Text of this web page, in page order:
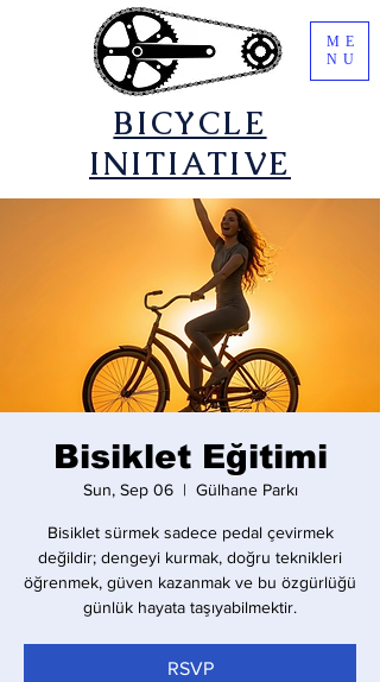
​BICYCLE
INITIATIVE
ME
NU
Bisiklet Eğitimi
Sun, Sep 06
  |
Gülhane Parkı
Bisiklet sürmek sadece pedal çevirmek
değildir; dengeyi kurmak, doğru teknikleri
öğrenmek, güven kazanmak ve bu özgürlüğü
günlük hayata taşıyabilmektir.
RSVP